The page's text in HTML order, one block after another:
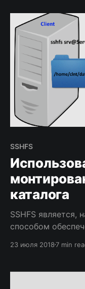
SSHFS
каталога
SSHFS
способом
прав и... знаний
23 июля 20187 min